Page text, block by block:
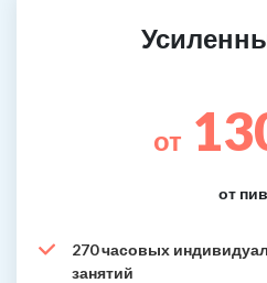
от
от
270 часовых
занятий